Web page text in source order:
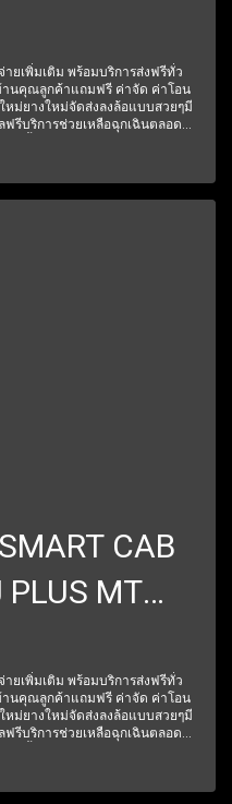
ยเพิ่มเติม พร้อมบริการส่งฟรีทั่ว
านคุณลูกค้าแถมฟรี ค่าจัด ค่าโอน
ม่ยางใหม่จัดส่งลงล้อแบบสวยๆมี
ฟรีบริการช่วยเหลือฉุกเฉินตลอด
ทุกชิ้นส่วน มีรถให้เลือกมากกว่า
CAB
บาท
ยเพิ่มเติม พร้อมบริการส่งฟรีทั่ว
านคุณลูกค้าแถมฟรี ค่าจัด ค่าโอน
ม่ยางใหม่จัดส่งลงล้อแบบสวยๆมี
ฟรีบริการช่วยเหลือฉุกเฉินตลอด
ทุกชิ้นส่วน มีรถให้เลือกมากกว่า